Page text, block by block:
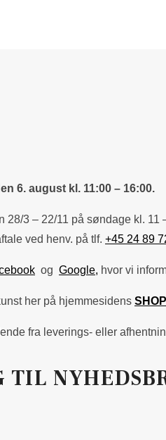
6. august kl. 11:00 – 16:00.
28/3 – 22/11 på søndage kl. 11
ved henv. på tlf. +45 24 89
og Google, hvor vi
her på hjemmesidens SHOP
fra leverings- eller